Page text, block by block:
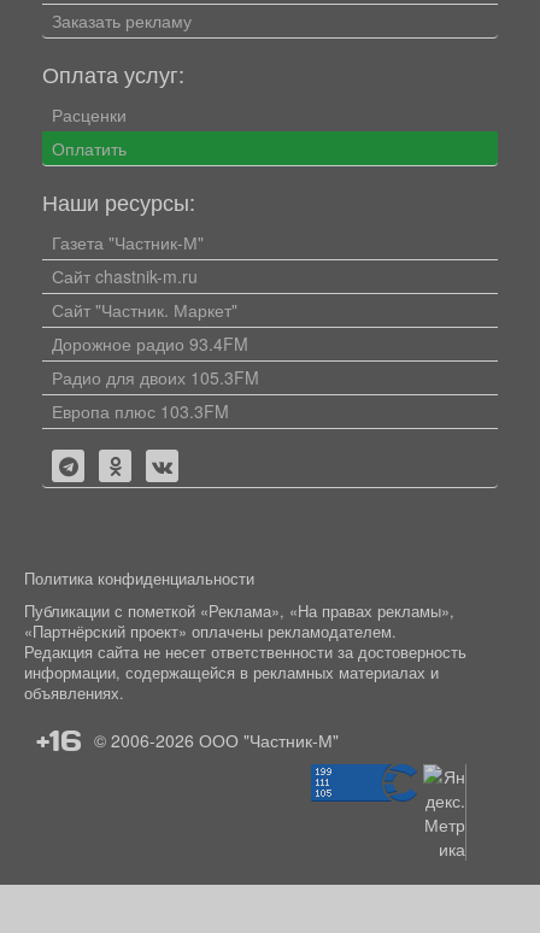
Заказать рекламу
Оплата услуг:
Расценки
Оплатить
Наши ресурсы:
Газета "Частник-М"
Сайт chastnik-m.ru
Сайт "Частник. Маркет"
Дорожное радио 93.4FM
Радио для двоих 105.3FM
Европа плюс 103.3FM
Политика конфиденциальности
Публикации с пометкой «Реклама», «На правах рекламы»,
«Партнёрский проект» оплачены рекламодателем.
Редакция сайта не несет ответственности за достоверность
информации, содержащейся в рекламных материалах и
объявлениях.
+16 © 2006-2026 ООО "Частник-М"